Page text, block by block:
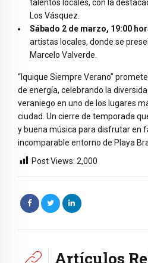
talentos locales, con la
Los Vásquez.
Sábado 2 de marzo, 19:00
artistas locales, donde se
Marcelo Valverde.
“Iquique Siempre Verano”
de energía, celebrando la
veraniego en uno de los lugares
ciudad. Un cierre de temporada
y buena música para disfrutar en
incomparable entorno de Playa
Post Views: 2,000
Artículos